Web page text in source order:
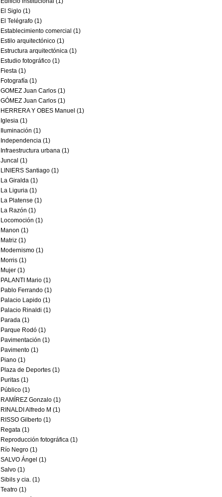
El Siglo (1)
El Telégrafo (1)
Establecimiento comercial (1)
Estilo arquitectónico (1)
Estructura arquitectónica (1)
Estudio fotográfico (1)
Fiesta (1)
Fotografía (1)
GOMEZ Juan Carlos (1)
GÓMEZ Juan Carlos (1)
HERRERA Y OBES Manuel (1)
Iglesia (1)
Iluminación (1)
Independencia (1)
Infraestructura urbana (1)
Juncal (1)
LINIERS Santiago (1)
La Giralda (1)
La Liguria (1)
La Platense (1)
La Razón (1)
Locomoción (1)
Manon (1)
Matriz (1)
Modernismo (1)
Morris (1)
Mujer (1)
PALANTI Mario (1)
Pablo Ferrando (1)
Palacio Lapido (1)
Palacio Rinaldi (1)
Parada (1)
Parque Rodó (1)
Pavimentación (1)
Pavimento (1)
Piano (1)
Plaza de Deportes (1)
Puritas (1)
Público (1)
RAMÍREZ Gonzalo (1)
RINALDI Alfredo M (1)
RISSO Gilberto (1)
Regata (1)
Reproducción fotográfica (1)
Río Negro (1)
SALVO Ángel (1)
Salvo (1)
Sibils y cia. (1)
Teatro (1)